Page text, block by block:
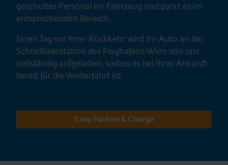
geschultes Personal Ihr Fahrzeug und parkt es im
entsprechenden Bereich.
Einen Tag vor Ihrer Rückkehr wird Ihr Auto an der
Schnellladestation des Flughafens Wien von uns
vollständig aufgeladen, sodass es bei Ihrer Ankunft
bereit für die Weiterfahrt ist.
Easy Parken & Charge